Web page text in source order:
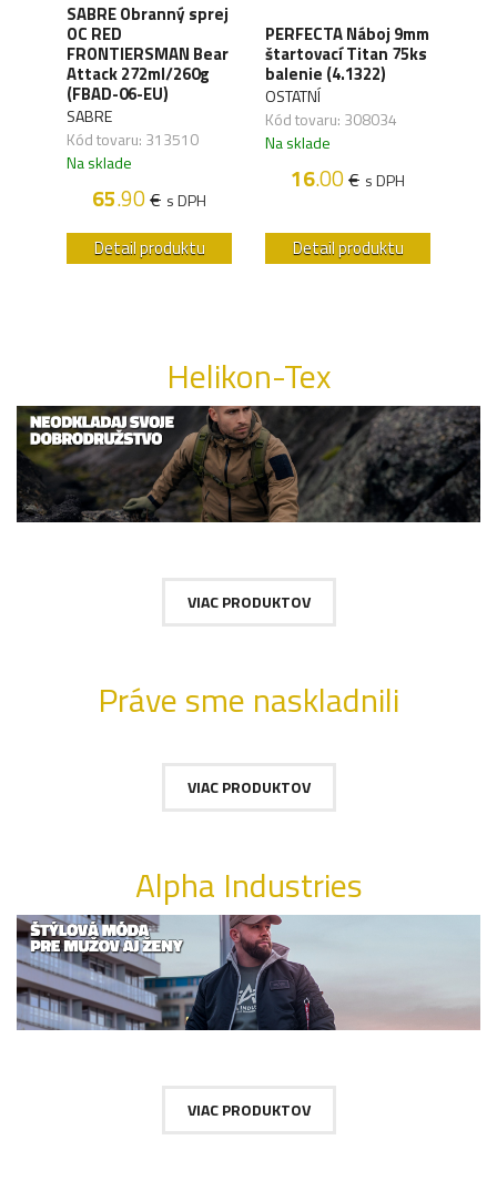
SABRE Obranný sprej
OC RED
FRONTIERSMAN Bear
Attack 272ml/260g
(FBAD-06-EU)
SABRE
Kód tovaru: 313510
Na sklade
65.90€ s DPH
Detail produktu
PERFECTA Náboj 9mm
štartovací Titan 75ks
balenie (4.1322)
OSTATNÍ
Kód tovaru: 308034
Na sklade
16.00€ s DPH
Detail produktu
Helikon-Tex
VIAC PRODUKTOV
Práve sme naskladnili
VIAC PRODUKTOV
Alpha Industries
VIAC PRODUKTOV